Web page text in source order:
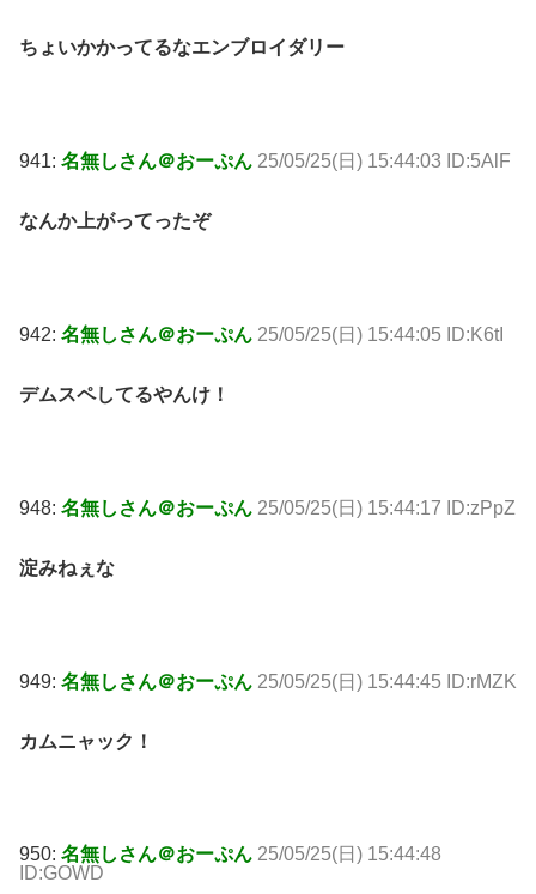
ちょいかかってるなエンブロイダリー
941: 名無しさん＠おーぷん 25/05/25(日) 15:44:03 ID:5AlF
なんか上がってったぞ
942: 名無しさん＠おーぷん 25/05/25(日) 15:44:05 ID:K6tI
デムスペしてるやんけ！
948: 名無しさん＠おーぷん 25/05/25(日) 15:44:17 ID:zPpZ
淀みねぇな
949: 名無しさん＠おーぷん 25/05/25(日) 15:44:45 ID:rMZK
カムニャック！
950: 名無しさん＠おーぷん 25/05/25(日) 15:44:48
ID:GOWD